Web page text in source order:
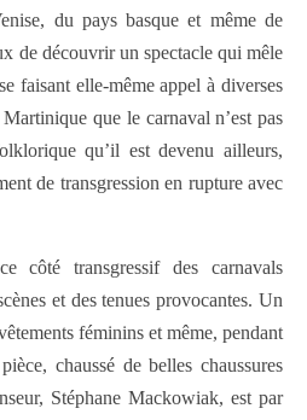
du pays basque et même de
de découvrir un spectacle qui mêle
faisant elle-même appel à diverses
que le carnaval n’est pas
qu’il est devenu ailleurs,
de transgression en rupture avec
côté transgressif des carnavals
et des tenues provocantes. Un
féminins et même, pendant
chaussé de belles chaussures
Stéphane Mackowiak, est par